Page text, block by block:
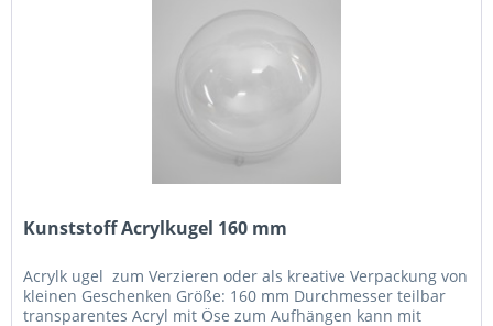
Kunststoff Acrylkugel 160 mm
Acrylk ugel zum Verzieren oder als kreative Verpackung von
kleinen Geschenken Größe: 160 mm Durchmesser teilbar
transparentes Acryl mit Öse zum Aufhängen kann mit